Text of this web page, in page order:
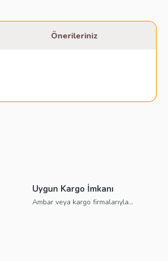
Önerileriniz
Uygun Kargo İmkanı
Ambar veya kargo firmalarıyla...